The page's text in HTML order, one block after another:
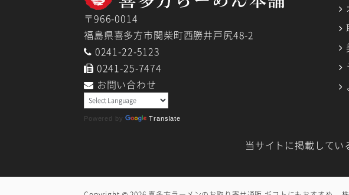
〒966-0014
福島県喜多方市関柴町西勝井戸尻48-2
0241-22-5123
0241-25-7474
お問い合わせ
Powered by Translate
当サイトに掲載してい